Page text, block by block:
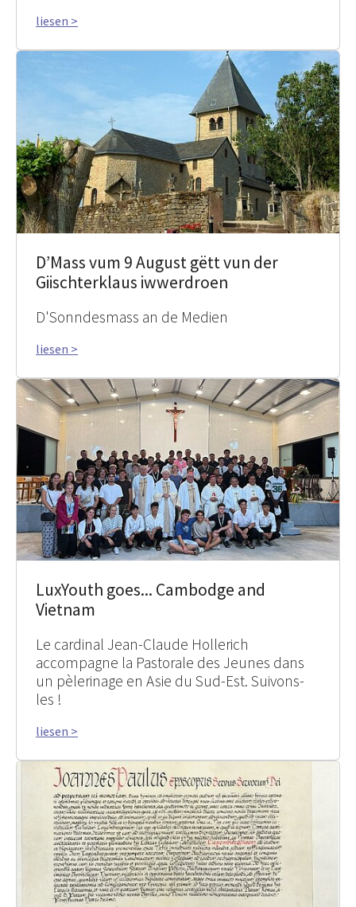
liesen >
D’Mass vum 9 August gëtt vun der
Giischterklaus iwwerdroen
D'Sonndesmass an de Medien
liesen >
LuxYouth goes... Cambodge and
Vietnam
Le cardinal Jean-Claude Hollerich
accompagne la Pastorale des Jeunes dans
un pèlerinage en Asie du Sud-Est. Suivons-
les !
liesen >